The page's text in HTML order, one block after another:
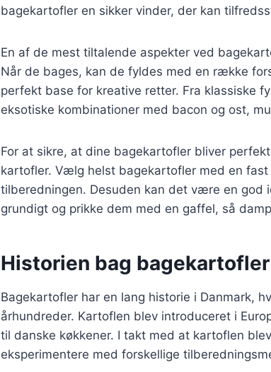
bagekartofler en sikker vinder, der kan
En af de mest tiltalende aspekter ved
Når de bages, kan de fyldes med en række
perfekt base for kreative retter. Fra klassiske
eksotiske kombinationer med bacon og ost,
For at sikre, at dine bagekartofler bliver
kartofler. Vælg helst bagekartofler med en
tilberedningen. Desuden kan det være en
grundigt og prikke dem med en gaffel, så
Historien bag
Bagekartofler har en lang historie i Danmark,
århundreder. Kartoflen blev introduceret i
til danske køkkener. I takt med at kartoflen
eksperimentere med forskellige